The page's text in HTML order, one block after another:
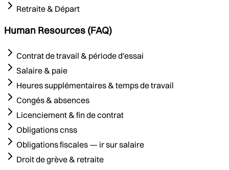
Retraite & Départ
Human Resources (FAQ)
Contrat de travail & période d'essai
Salaire & paie
Heures supplémentaires & temps de travail
Congés & absences
Licenciement & fin de contrat
Obligations cnss
Obligations fiscales — ir sur salaire
Droit de grève & retraite